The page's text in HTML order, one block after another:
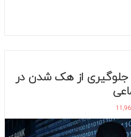
از هک شدن در